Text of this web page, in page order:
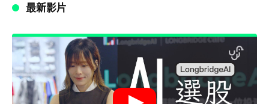
最新影片